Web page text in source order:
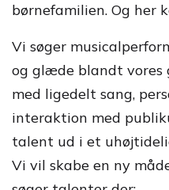
børnefamilien. Og her
Vi søger
og glæde blandt vores
med ligedelt sang,
interaktion med
talent ud i et
Vi vil skabe en ny